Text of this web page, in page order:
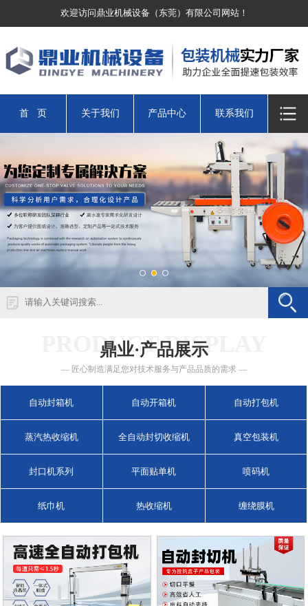
欢迎访问鼎业机械设备（东莞）有限公司网站！
首 页 关于我们 产品中心 联系我们
PRODUCT DISPLAY
鼎业·产品展示
— 匠心制造满足您对技术服务与产品品质的需求 —
自动封箱机 自动开箱机 自动打包机
蒸汽热收缩机 全自动封切收缩机 真空包装机
封口机系列 平面贴单机 喷码机
纸巾机 热收缩机 缠绕膜机